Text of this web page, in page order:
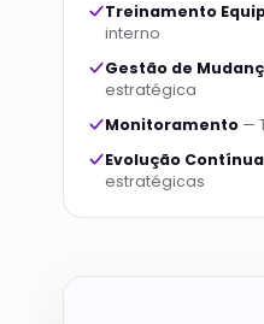
Treinamento
interno
Gestão de
estratégica
Monitoramento —
Evolução Contínua
estratégicas